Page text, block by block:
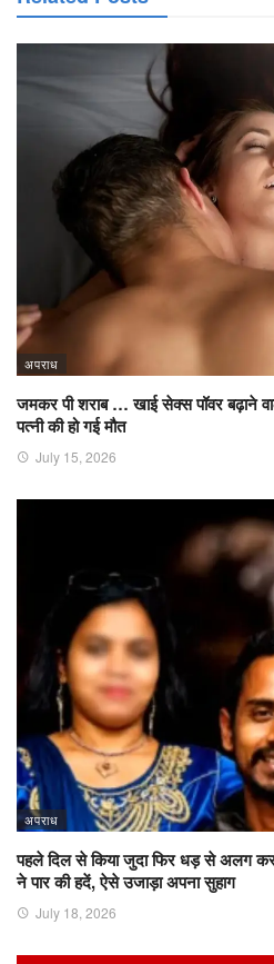
अपराध
जमकर पी शराब … खाई सेक्स पॉवर बढ़ाने
पत्नी की हो गई मौत
July 15, 2026
अपराध
पहले दिल से किया जुदा फिर धड़ से अलग कर
ने पार की हदें, ऐसे उजाड़ा अपना सुहाग
July 18, 2026